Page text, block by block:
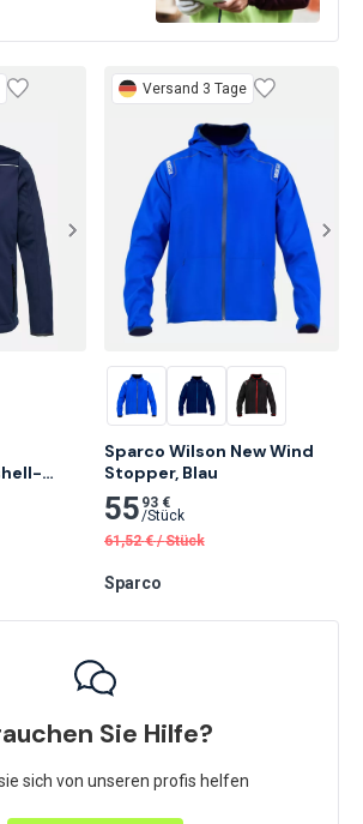
Sie Hilfe?
sie sich von unseren profis helfen
Versand 3 Tage
Sparco Wilson New Wind
Stopper, Blau
55 93 €
/Stück
61,52 € /Stück
Sparco